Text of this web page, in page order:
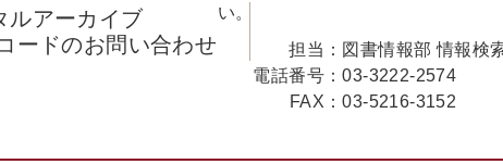
ルアーカイブ
ードのお問い合わせ
い。
担当： 図書情報部 情報検
電話番号：03-3222-2574
FAX：03-5216-3152